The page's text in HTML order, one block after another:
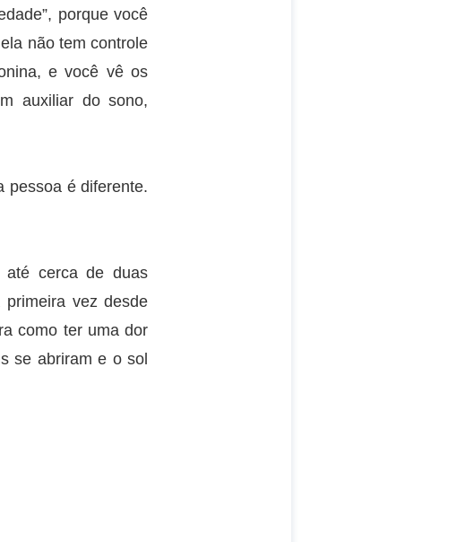
porque você
não tem controle
e você vê os
auxiliar do sono,
pessoa é diferente.
até cerca de duas
vez desde
como ter uma dor
se abriram e o sol